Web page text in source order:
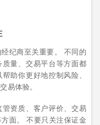
纪商至关重要。 不同的
量、交易平台等方面都
助你更好地控制风险、
易体验。
资质、客户评价、交易
面。 不要只关注保证金